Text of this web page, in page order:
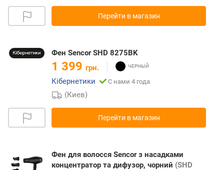
Перейти в магазин
Фен Sencor SHD 8275BK
1 399 грн.
Кібернетики
С нами 4 года
(Киев)
Перейти в магазин
Фен для волосся Sencor з насадками
концентратор та дифузор, чорний (SHD